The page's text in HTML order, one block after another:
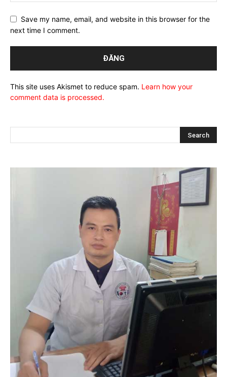
Save my name, email, and website in this browser for the
next time I comment.
This site uses Akismet to reduce spam. Learn how your
comment data is processed.